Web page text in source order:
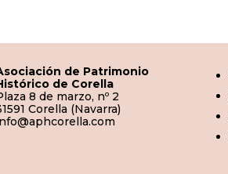
de Patrimonio
de Corella
8 de marzo, nº 2
Corella (Navarra)